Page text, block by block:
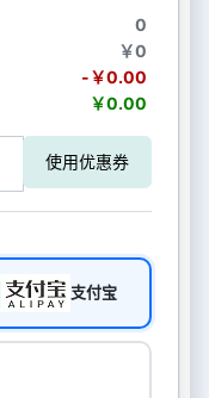
0
￥0
-￥0.00
￥0.00
使用优惠券
支付宝